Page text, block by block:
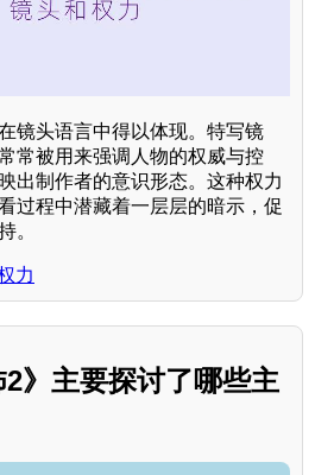
镜头语言中得以体现。特写镜
常被用来强调人物的权威与控
出制作者的意识形态。这种权力
过程中潜藏着一层层的暗示，促
。
力
》主要探讨了哪些主